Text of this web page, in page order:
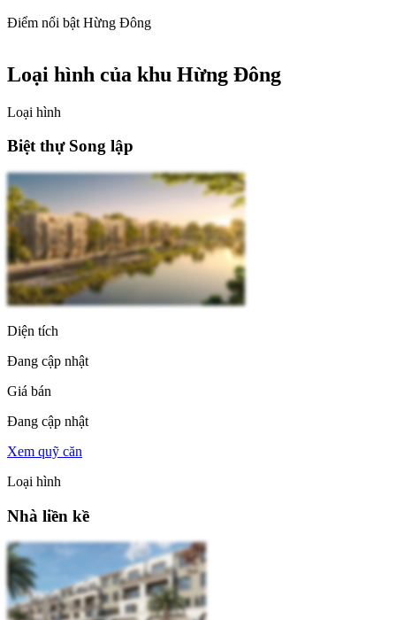
Điểm nổi bật Hừng Đông
Loại hình của khu Hừng Đông
Loại hình
Biệt thự Song lập
Diện tích
Đang cập nhật
Giá bán
Đang cập nhật
Xem quỹ căn
Loại hình
Nhà liền kề